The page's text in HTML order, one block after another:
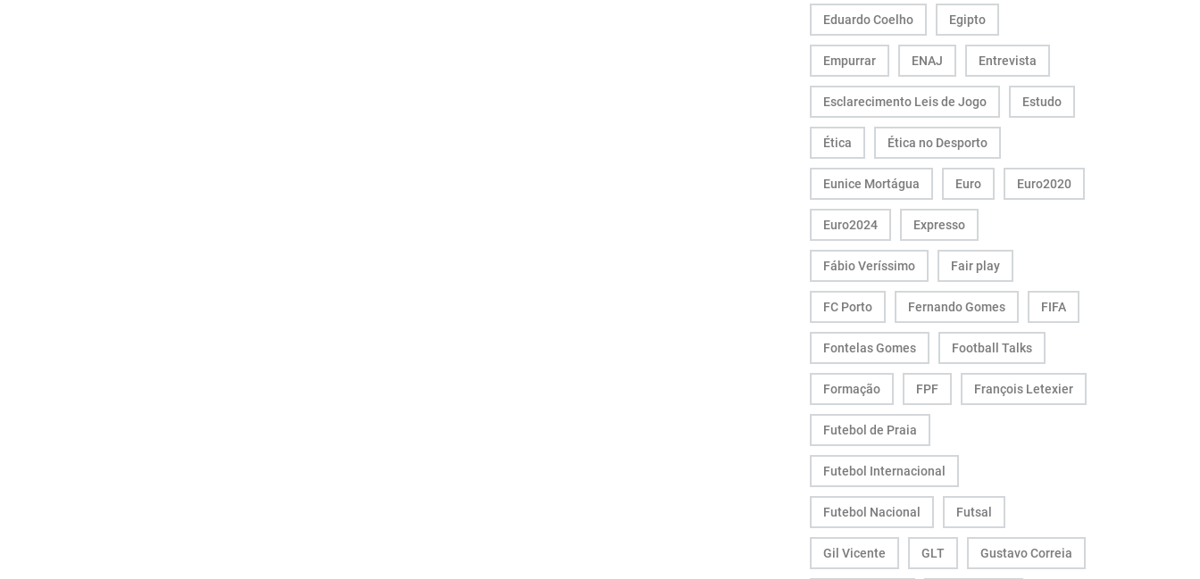
Eduardo Coelho Egipto
Empurrar ENAJ Entrevista
Esclarecimento Leis de Jogo Estudo
Ética Ética no Desporto
Eunice Mortágua Euro Euro2020
Euro2024 Expresso
Fábio Veríssimo Fair play
FC Porto Fernando Gomes FIFA
Fontelas Gomes Football Talks
Formação FPF François Letexier
Futebol de Praia
Futebol Internacional
Futebol Nacional Futsal
Gil Vicente GLT Gustavo Correia